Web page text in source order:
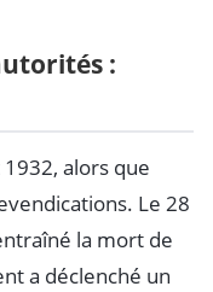
:
alors que
Le 28
la mort de
a déclenché un